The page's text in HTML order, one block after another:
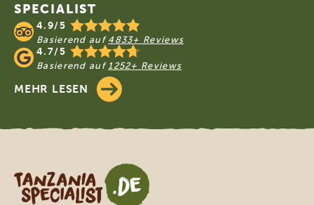
SPECIALIST
4.9/5
Basierend auf 4833+ Reviews
4.7/5
Basierend auf 1252+ Reviews
MEHR LESEN
Tanzania Specialist